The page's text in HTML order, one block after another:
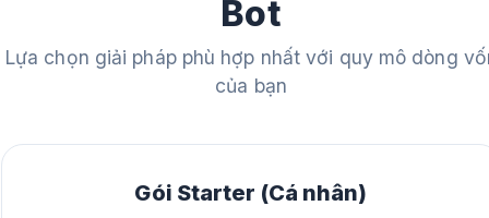
Bot
Lựa chọn giải pháp phù hợp nhất với quy mô dòng
của bạn
Gói Starter (Cá nhân)